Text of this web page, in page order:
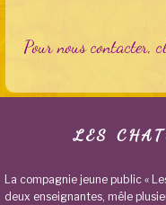
Pour nous contacter,
LES
La compagnie jeune public «
deux enseignantes, mêle